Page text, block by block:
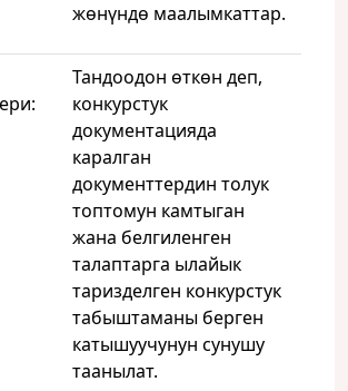
жөнүндө маалымкаттар.
Тандоодон өткөн деп,
конкурстук
документацияда
каралган
документтердин толук
топтомун камтыган
жана белгиленген
талаптарга ылайык
таризделген конкурстук
табыштаманы берген
катышуучунун сунушу
таанылат.